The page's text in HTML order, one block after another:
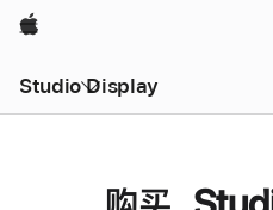
Apple
Studio Display